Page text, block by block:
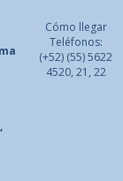
Cómo llegar
Teléfonos:
(+52) (55) 5622
4520, 21, 22